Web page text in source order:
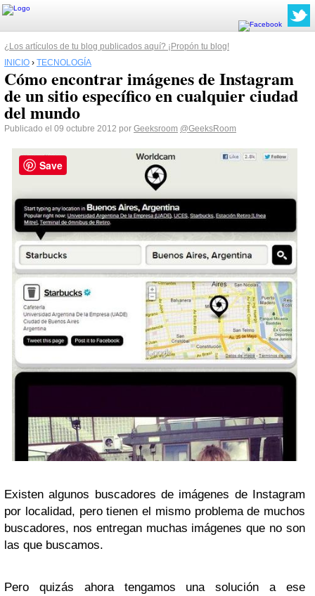
¿Los artículos de tu blog publicados aquí? ¡Propón tu blog!
INICIO › TECNOLOGÍA
Cómo encontrar imágenes de Instagram
de un sitio específico en cualquier ciudad
del mundo
Publicado el 09 octubre 2012 por Geeksroom @GeeksRoom
Existen algunos buscadores de imágenes de Instagram
por localidad, pero tienen el mismo problema de muchos
buscadores, nos entregan muchas imágenes que no son
las que buscamos.
Pero quizás ahora tengamos una solución a ese
Save